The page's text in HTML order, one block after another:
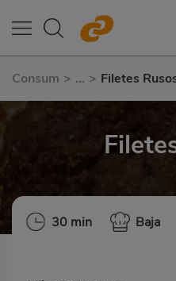
Consum > ... > Filetes
30 min Baja